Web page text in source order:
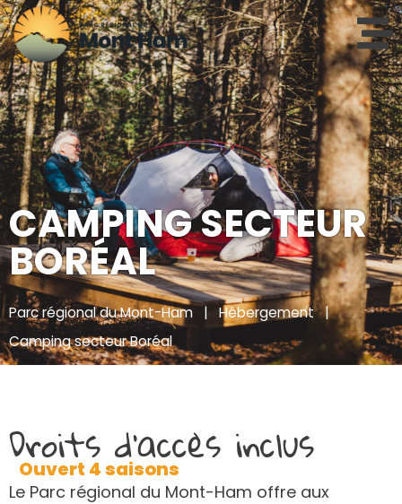
CAMPING SECTEUR
BORÉAL
Parc régional du Mont-Ham | Hébergement|
Camping secteur Boréal
Droits d’accès inclus
Ouvert 4 saisons
Le Parc régional du Mont-Ham offre aux